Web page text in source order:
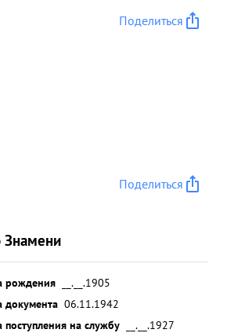
Поделиться
Поделиться
Знамени
рождения
__.__.1905
документа 06.11.1942
поступления на службу
__.__.1927